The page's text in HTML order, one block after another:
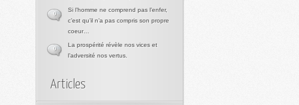
Si l’homme ne comprend pas l’enfer,
c’est qu’il n’a pas compris son propre
coeur…
0
La prospérité révèle nos vices et
l’adversité nos vertus.
0
Articles